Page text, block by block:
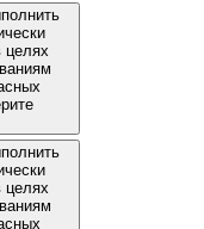
целях
целях